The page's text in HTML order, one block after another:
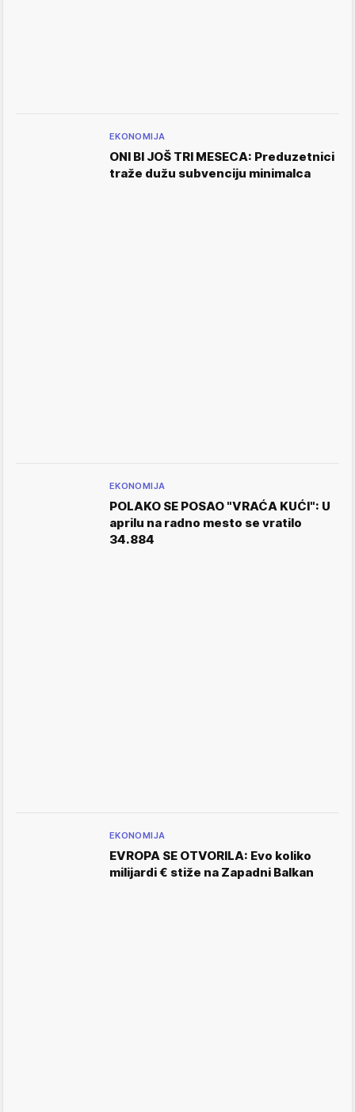
EKONOMIJA
ONI BI JOŠ TRI MESECA: Preduzetnici
traže dužu subvenciju minimalca
EKONOMIJA
POLAKO SE POSAO "VRAĆA KUĆI": U
aprilu na radno mesto se vratilo
34.884
EKONOMIJA
EVROPA SE OTVORILA: Evo koliko
milijardi € stiže na Zapadni Balkan